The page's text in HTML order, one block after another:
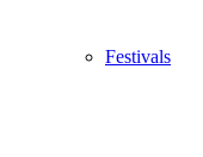
Festivals